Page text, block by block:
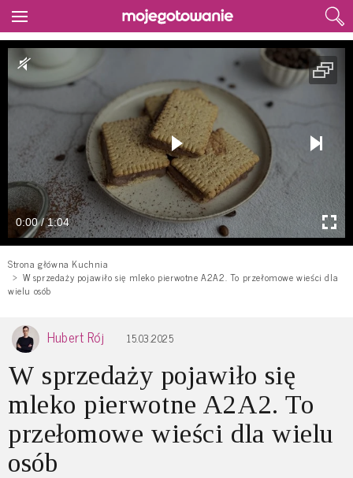
0:00 / 1:04
Strona główna Kuchnia
W sprzedaży pojawiło się mleko pierwotne A2A2. To przełomowe wieści dla
wielu osób
Hubert Rój 15.03.2025
W sprzedaży pojawiło się
mleko pierwotne A2A2. To
przełomowe wieści dla wielu
osób